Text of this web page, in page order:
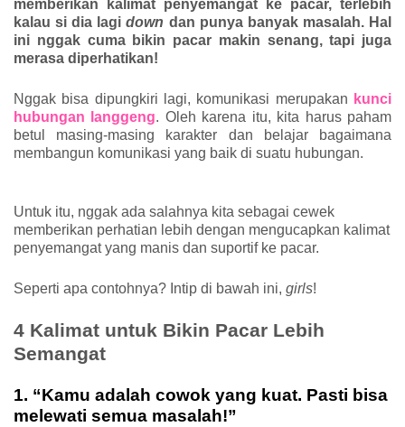
memberikan kalimat penyemangat ke pacar, terlebih
kalau si dia lagi down dan punya banyak masalah. Hal
ini nggak cuma bikin pacar makin senang, tapi juga
merasa diperhatikan!
Nggak bisa dipungkiri lagi, komunikasi merupakan kunci
hubungan langgeng. Oleh karena itu, kita harus paham
betul masing-masing karakter dan belajar bagaimana
membangun komunikasi yang baik di suatu hubungan.
Untuk itu, nggak ada salahnya kita sebagai cewek
memberikan perhatian lebih dengan mengucapkan kalimat
penyemangat yang manis dan suportif ke pacar.
Seperti apa contohnya? Intip di bawah ini, girls!
4 Kalimat untuk Bikin Pacar Lebih
Semangat
1. “Kamu adalah cowok yang kuat. Pasti bisa
melewati semua masalah!”